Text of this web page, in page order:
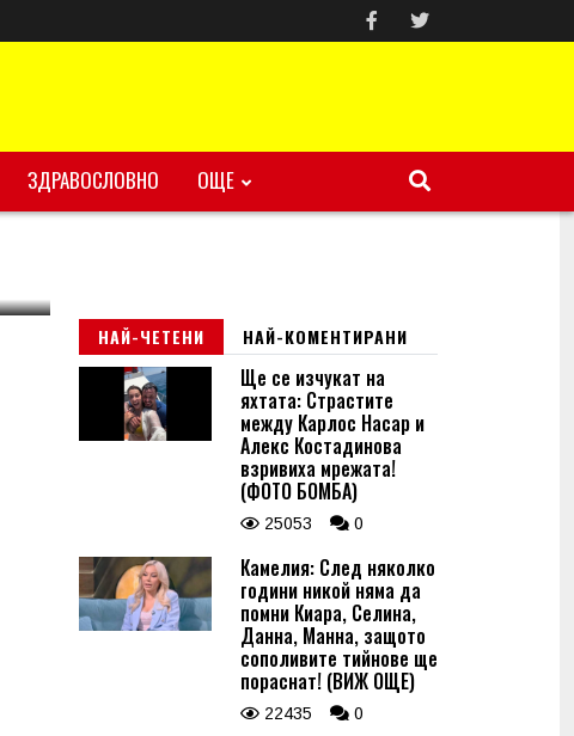
ЗДРАВОСЛОВНО ОЩЕ
НАЙ-ЧЕТЕНИ НАЙ-КОМЕНТИРАНИ
Ще се изчукат на
яхтата: Страстите
между Карлос Насар и
Алекс Костадинова
взривиха мрежата!
(ФОТО БОМБА)
25053 0
Камелия: След няколко
години никой няма да
помни Киара, Селина,
Данна, Манна, защото
сополивите тийнове ще
пораснат! (ВИЖ ОЩЕ)
22435 0